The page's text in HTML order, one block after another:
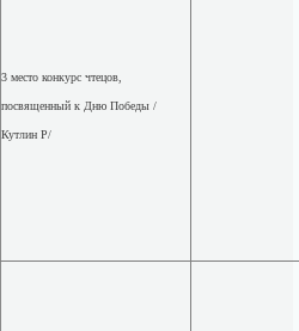
3 место конкурс чтецов,
посвященный к Дню Победы /
Кутлин Р/